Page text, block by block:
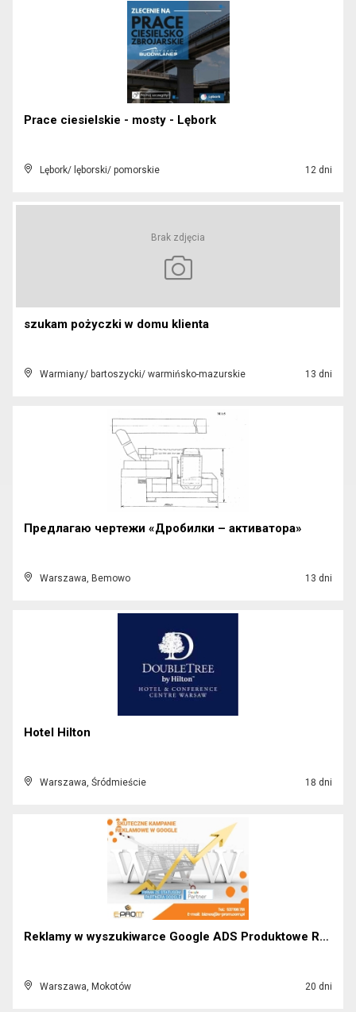
Prace ciesielskie - mosty - Lębork
Lębork/ lęborski/ pomorskie 12 dni
Brak zdjęcia
szukam pożyczki w domu klienta
Warmiany/ bartoszycki/ warmińsko-mazurskie 13 dni
Предлагаю чертежи «Дробилки – активатора»
Warszawa, Bemowo 13 dni
Hotel Hilton
Warszawa, Śródmieście 18 dni
Reklamy w wyszukiwarce Google ADS Produktowe Remar...
Warszawa, Mokotów 20 dni